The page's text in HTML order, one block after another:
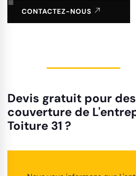
CONTACTEZ-NOUS
Devis gratuit pour
couverture de
Toiture 31 ?